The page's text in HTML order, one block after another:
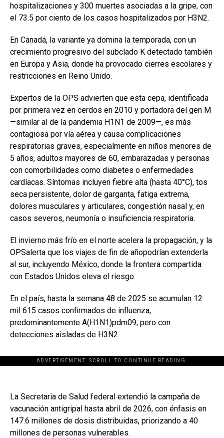
hospitalizaciones y 300 muertes asociadas a la gripe, con
el 73.5 por ciento de los casos hospitalizados por H3N2.
En Canadá, la variante ya domina la temporada, con un
crecimiento progresivo del subclado K detectado también
en Europa y Asia, donde ha provocado cierres escolares y
restricciones en Reino Unido.
Expertos de la OPS advierten que esta cepa, identificada
por primera vez en cerdos en 2010 y portadora del gen M
—similar al de la pandemia H1N1 de 2009—, es más
contagiosa por vía aérea y causa complicaciones
respiratorias graves, especialmente en niños menores de
5 años, adultos mayores de 60, embarazadas y personas
con comorbilidades como diabetes o enfermedades
cardíacas. Síntomas incluyen fiebre alta (hasta 40°C), tos
seca persistente, dolor de garganta, fatiga extrema,
dolores musculares y articulares, congestión nasal y, en
casos severos, neumonía o insuficiencia respiratoria.
El invierno más frío en el norte acelera la propagación, y la
OPSalerta que los viajes de fin de añopodrían extenderla
al sur, incluyendo México, donde la frontera compartida
con Estados Unidos eleva el riesgo.
En el país, hasta la semana 48 de 2025 se acumulan 12
mil 615 casos confirmados de influenza,
predominantemente A(H1N1)pdm09, pero con
detecciones aisladas de H3N2.
ADVERTISEMENT. SCROLL TO CONTINUE READING.
La Secretaría de Salud federal extendió la campaña de
vacunación antigripal hasta abril de 2026, con énfasis en
147.6 millones de dosis distribuidas, priorizando a 40
millones de personas vulnerables.